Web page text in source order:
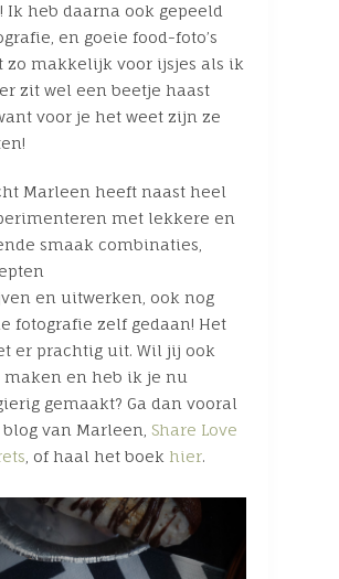
Ik heb daarna ook gepeeld
en goeie food-foto’s
zo makkelijk voor ijsjes als ik
zit wel een beetje haast
voor je het weet zijn ze
Marleen heeft naast heel
met lekkere en
smaak combinaties,
en uitwerken, ook nog
fotografie zelf gedaan! Het
er prachtig uit. Wil jij ook
en heb ik je nu
gemaakt? Ga dan vooral
van Marleen, Share Love
, of haal het boek hier.